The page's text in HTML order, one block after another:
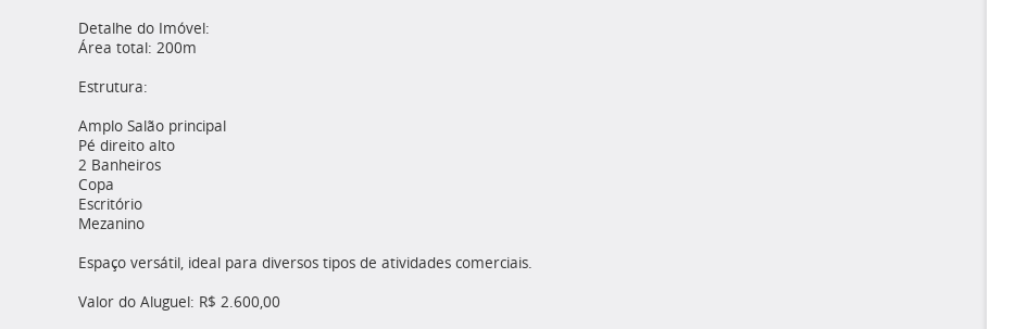
Detalhe do Imóvel:
Área total: 200m
Estrutura:
Amplo Salão principal
Pé direito alto
2 Banheiros
Copa
Escritório
Mezanino
Espaço versátil, ideal para diversos tipos de atividades comerciais.
Valor do Aluguel: R$ 2.600,00